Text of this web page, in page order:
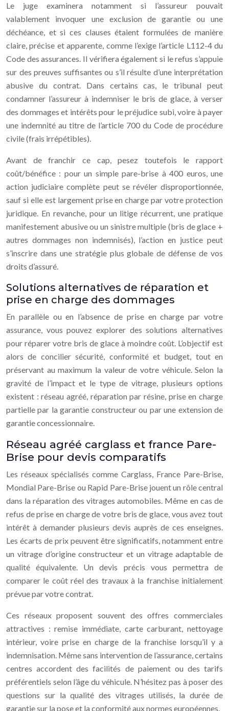
Le juge examinera notamment si l’assureur pouvait
valablement invoquer une exclusion de garantie ou une
déchéance, et si ces clauses étaient formulées de manière
claire, précise et apparente, comme l’exige l’article L112-4 du
Code des assurances. Il vérifiera également si le refus s’appuie
sur des preuves suffisantes ou s’il résulte d’une interprétation
abusive du contrat. Dans certains cas, le tribunal peut
condamner l’assureur à indemniser le bris de glace, à verser
des dommages et intérêts pour le préjudice subi, voire à payer
une indemnité au titre de l’article 700 du Code de procédure
civile (frais irrépétibles).
Avant de franchir ce cap, pesez toutefois le rapport
coût/bénéfice : pour un simple pare-brise à 400 euros, une
action judiciaire complète peut se révéler disproportionnée,
sauf si elle est largement prise en charge par votre protection
juridique. En revanche, pour un litige récurrent, une pratique
manifestement abusive ou un sinistre multiple (bris de glace +
autres dommages non indemnisés), l’action en justice peut
s’inscrire dans une stratégie plus globale de défense de vos
droits d’assuré.
Solutions alternatives de réparation et
prise en charge des dommages
En parallèle ou en l’absence de prise en charge par votre
assurance, vous pouvez explorer des solutions alternatives
pour réparer votre bris de glace à moindre coût. L’objectif est
alors de concilier sécurité, conformité et budget, tout en
préservant au maximum la valeur de votre véhicule. Selon la
gravité de l’impact et le type de vitrage, plusieurs options
existent : réseau agréé, réparation par résine, prise en charge
partielle par la garantie constructeur ou par une extension de
garantie concessionnaire.
Réseau agréé carglass et france Pare-
Brise pour devis comparatifs
Les réseaux spécialisés comme Carglass, France Pare-Brise,
Mondial Pare-Brise ou Rapid Pare-Brise jouent un rôle central
dans la réparation des vitrages automobiles. Même en cas de
refus de prise en charge de votre bris de glace, vous avez tout
intérêt à demander plusieurs devis auprès de ces enseignes.
Les écarts de prix peuvent être significatifs, notamment entre
un vitrage d’origine constructeur et un vitrage adaptable de
qualité équivalente. Un devis précis vous permettra de
comparer le coût réel des travaux à la franchise initialement
prévue par votre contrat.
Ces réseaux proposent souvent des offres commerciales
attractives : remise immédiate, carte carburant, nettoyage
intérieur, voire prise en charge de la franchise lorsqu’il y a
indemnisation. Même sans intervention de l’assurance, certains
centres accordent des facilités de paiement ou des tarifs
préférentiels selon l’âge du véhicule. N’hésitez pas à poser des
questions sur la qualité des vitrages utilisés, la durée de
garantie sur la pose et la conformité aux normes européennes.